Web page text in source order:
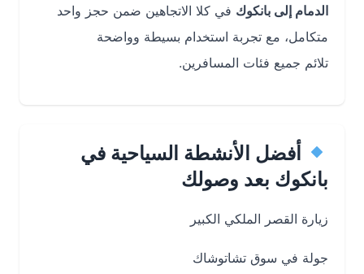
الدمام إلى بانكوكفي كلا الاتجاهين ضمن حجز واحد
متكامل، مع تجربة استخدام بسيطة وواضحة
تلائم جميع فئات المسافرين.
أفضل الأنشطة السياحية في
بانكوك بعد وصولك
زيارة القصر الملكي الكبير
جولة في سوق تشاتوشاك